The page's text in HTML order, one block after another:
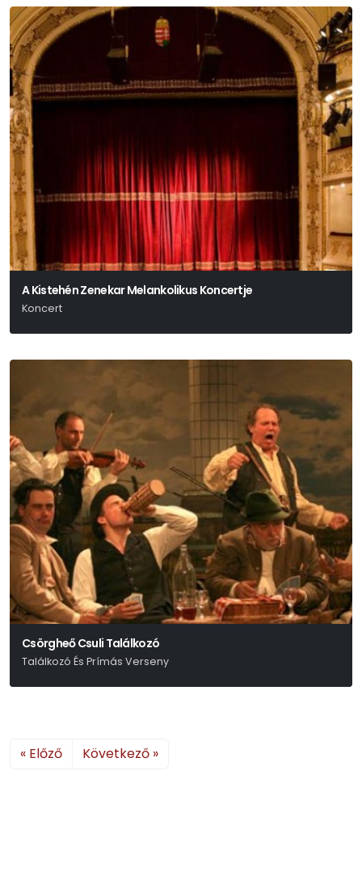
A Kistehén Zenekar Melankolikus Koncertje
Koncert
Csörgheő Csuli Találkozó
Találkozó És Prímás Verseny
« Előző Következő »